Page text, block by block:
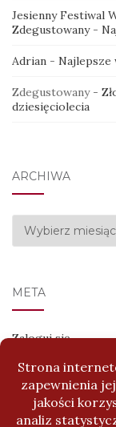
Jesienny Festiwal
Zdegustowany-
Adrian - Najlepsze
Zdegustowany-
dziesięciolecia
ARCHIWA
Archiwa
META
Zaloguj się
Kanał wpisów
Kanał komentarzy